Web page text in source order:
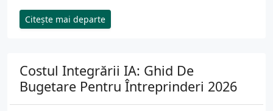
Citește mai departe
Costul Integrării IA: Ghid De
Bugetare Pentru Întreprinderi 2026